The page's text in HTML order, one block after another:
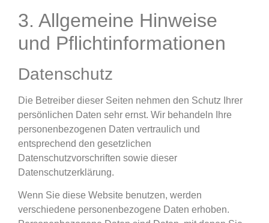
3. Allgemeine Hinweise
und Pflicht­informationen
Datenschutz
Die Betreiber dieser Seiten nehmen den Schutz Ihrer
persönlichen Daten sehr ernst. Wir behandeln Ihre
personenbezogenen Daten vertraulich und
entsprechend den gesetzlichen
Datenschutzvorschriften sowie dieser
Datenschutzerklärung.
Wenn Sie diese Website benutzen, werden
verschiedene personenbezogene Daten erhoben.